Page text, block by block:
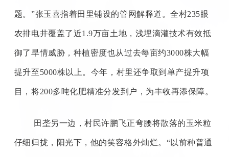
题。”张玉喜指着田里铺设的管网解释道。全村235眼
农排电井覆盖了近1.9万亩土地，浅埋滴灌技术有效抵
御了旱情威胁，种植密度也从过去每亩约3000株大幅
提升至5000株以上。今年，村里还争取到单产提升项
目，将200多吨化肥精准分发到户，为丰收再添保障。
田垄另一边，村民许鹏飞正弯腰将散落的玉米粒
仔细归拢，阳光下，他的笑容格外灿烂。 “以前种普通